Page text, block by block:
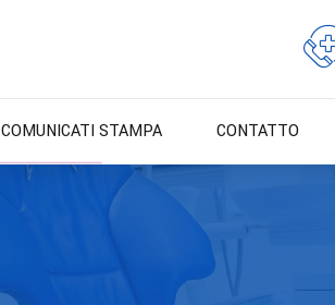
STAMPA CONTATTO